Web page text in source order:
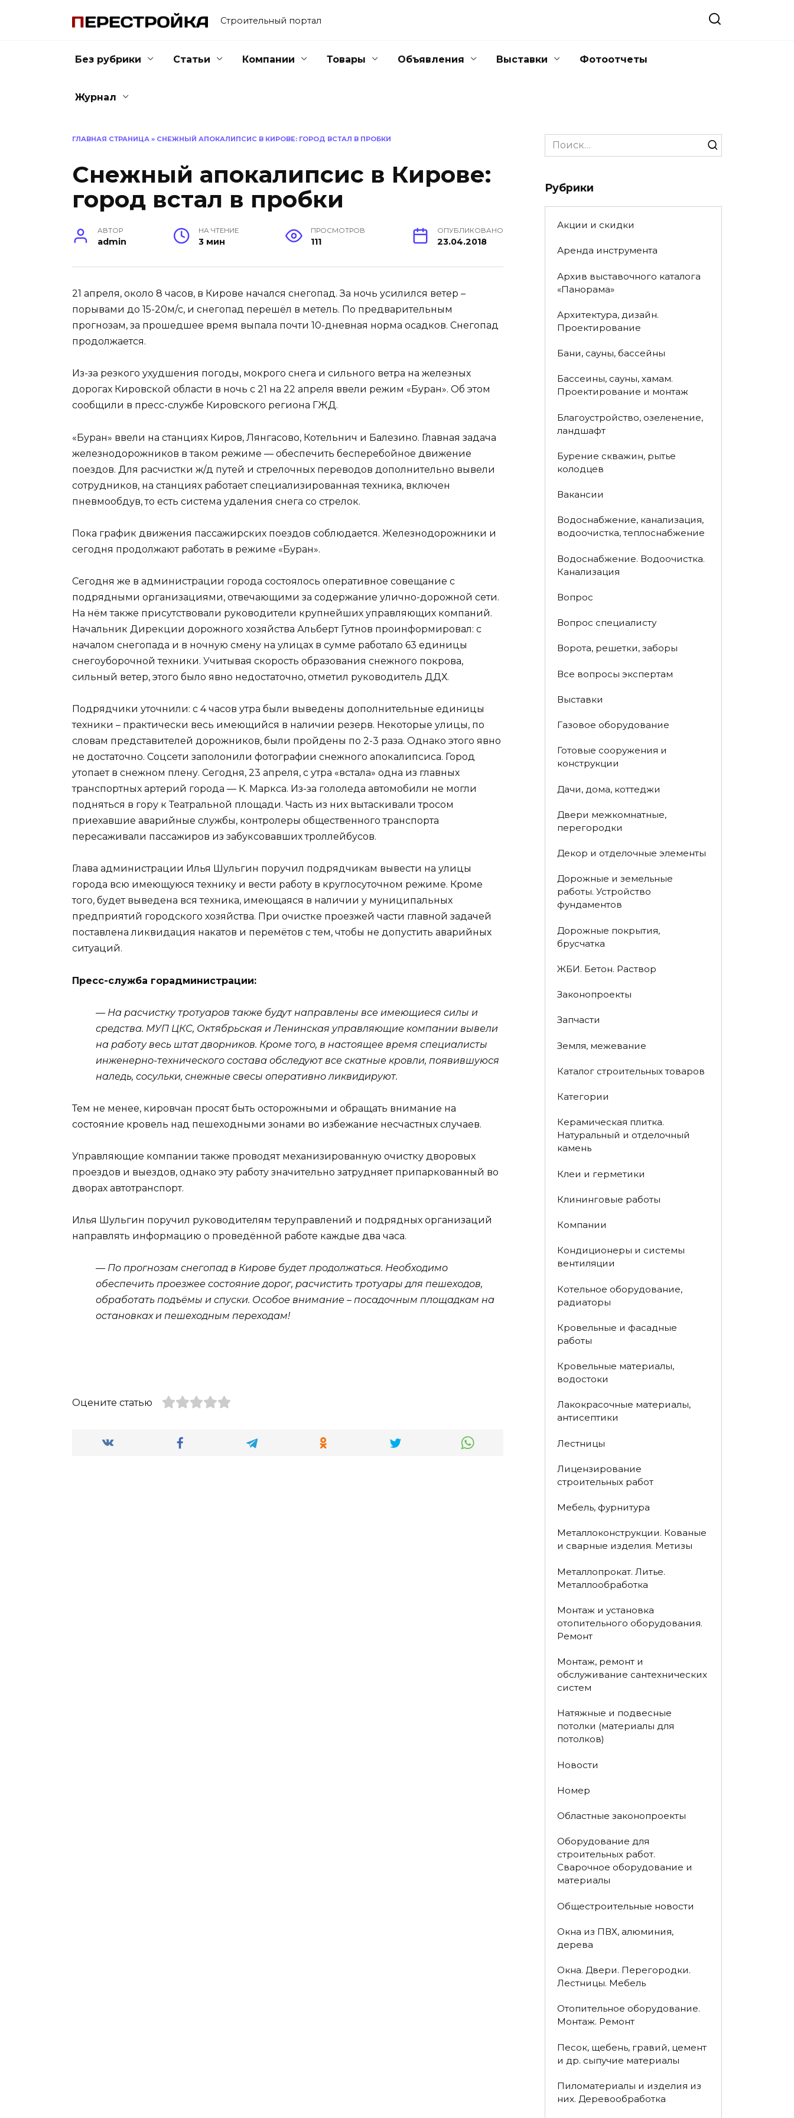
Строительный портал
Без рубрики Статьи Компании Товары Объявления Выставки Фотоотчеты
Журнал
ГЛАВНАЯ СТРАНИЦА » СНЕЖНЫЙ АПОКАЛИПСИС В КИРОВЕ: ГОРОД ВСТАЛ В ПРОБКИ
Снежный апокалипсис в Кирове:
город встал в пробки
АВТОР
admin
НА ЧТЕНИЕ
3 мин
ПРОСМОТРОВ
111
ОПУБЛИКОВАНО
23.04.2018
21 апреля, около 8 часов, в Кирове начался снегопад. За ночь усилился ветер –
порывами до 15-20м/с, и снегопад перешёл в метель. По предварительным
прогнозам, за прошедшее время выпала почти 10-дневная норма осадков. Снегопад
продолжается.
Из-за резкого ухудшения погоды, мокрого снега и сильного ветра на железных
дорогах Кировской области в ночь с 21 на 22 апреля ввели режим «Буран». Об этом
сообщили в пресс-службе Кировского региона ГЖД.
«Буран» ввели на станциях Киров, Лянгасово, Котельнич и Балезино. Главная задача
железнодорожников в таком режиме — обеспечить бесперебойное движение
поездов. Для расчистки ж/д путей и стрелочных переводов дополнительно вывели
сотрудников, на станциях работает специализированная техника, включен
пневмообдув, то есть система удаления снега со стрелок.
Пока график движения пассажирских поездов соблюдается. Железнодорожники и
сегодня продолжают работать в режиме «Буран».
Сегодня же в администрации города состоялось оперативное совещание с
подрядными организациями, отвечающими за содержание улично-дорожной сети.
На нём также присутствовали руководители крупнейших управляющих компаний.
Начальник Дирекции дорожного хозяйства Альберт Гутнов проинформировал: с
началом снегопада и в ночную смену на улицах в сумме работало 63 единицы
снегоуборочной техники. Учитывая скорость образования снежного покрова,
сильный ветер, этого было явно недостаточно, отметил руководитель ДДХ.
Подрядчики уточнили: с 4 часов утра были выведены дополнительные единицы
техники – практически весь имеющийся в наличии резерв. Некоторые улицы, по
словам представителей дорожников, были пройдены по 2-3 раза. Однако этого явно
не достаточно. Соцсети заполонили фотографии снежного апокалипсиса. Город
утопает в снежном плену. Сегодня, 23 апреля, с утра «встала» одна из главных
транспортных артерий города — К. Маркса. Из-за гололеда автомобили не могли
подняться в гору к Театральной площади. Часть из них вытаскивали тросом
приехавшие аварийные службы, контролеры общественного транспорта
пересаживали пассажиров из забуксовавших троллейбусов.
Глава администрации Илья Шульгин поручил подрядчикам вывести на улицы
города всю имеющуюся технику и вести работу в круглосуточном режиме. Кроме
того, будет выведена вся техника, имеющаяся в наличии у муниципальных
предприятий городского хозяйства. При очистке проезжей части главной задачей
поставлена ликвидация накатов и перемётов с тем, чтобы не допустить аварийных
ситуаций.
Пресс-служба горадминистрации:
— На расчистку тротуаров также будут направлены все имеющиеся силы и
средства. МУП ЦКС, Октябрьская и Ленинская управляющие компании вывели
на работу весь штат дворников. Кроме того, в настоящее время специалисты
инженерно-технического состава обследуют все скатные кровли, появившуюся
наледь, сосульки, снежные свесы оперативно ликвидируют.
Тем не менее, кировчан просят быть осторожными и обращать внимание на
состояние кровель над пешеходными зонами во избежание несчастных случаев.
Управляющие компании также проводят механизированную очистку дворовых
проездов и выездов, однако эту работу значительно затрудняет припаркованный во
дворах автотранспорт.
Илья Шульгин поручил руководителям теруправлений и подрядных организаций
направлять информацию о проведённой работе каждые два часа.
— По прогнозам снегопад в Кирове будет продолжаться. Необходимо
обеспечить проезжее состояние дорог, расчистить тротуары для пешеходов,
обработать подъёмы и спуски. Особое внимание – посадочным площадкам на
остановках и пешеходным переходам!
Оцените статью
Search
for:
Рубрики
Акции и скидки
Аренда инструмента
Архив выставочного каталога
«Панорама»
Архитектура, дизайн.
Проектирование
Бани, сауны, бассейны
Бассеины, сауны, хамам.
Проектирование и монтаж
Благоустройство, озеленение,
ландшафт
Бурение скважин, рытье
колодцев
Вакансии
Водоснабжение, канализация,
водоочистка, теплоснабжение
Водоснабжение. Водоочистка.
Канализация
Вопрос
Вопрос специалисту
Ворота, решетки, заборы
Все вопросы экспертам
Выставки
Газовое оборудование
Готовые сооружения и
конструкции
Дачи, дома, коттеджи
Двери межкомнатные,
перегородки
Декор и отделочные элементы
Дорожные и земельные
работы. Устройство
фундаментов
Дорожные покрытия,
брусчатка
ЖБИ. Бетон. Раствор
Законопроекты
Запчасти
Земля, межевание
Каталог строительных товаров
Категории
Керамическая плитка.
Натуральный и отделочный
камень
Клеи и герметики
Клининговые работы
Компании
Кондиционеры и системы
вентиляции
Котельное оборудование,
радиаторы
Кровельные и фасадные
работы
Кровельные материалы,
водостоки
Лакокрасочные материалы,
антисептики
Лестницы
Лицензирование
строительных работ
Мебель, фурнитура
Металлоконструкции. Кованые
и сварные изделия. Метизы
Металлопрокат. Литье.
Металлообработка
Монтаж и установка
отопительного оборудования.
Ремонт
Монтаж, ремонт и
обслуживание сантехнических
систем
Натяжные и подвесные
потолки (материалы для
потолков)
Новости
Номер
Областные законопроекты
Оборудование для
строительных работ.
Сварочное оборудование и
материалы
Общестроительные новости
Окна из ПВХ, алюминия,
дерева
Окна. Двери. Перегородки.
Лестницы. Мебель
Отопительное оборудование.
Монтаж. Ремонт
Песок, щебень, гравий, цемент
и др. сыпучие материалы
Пиломатериалы и изделия из
них. Деревообработка